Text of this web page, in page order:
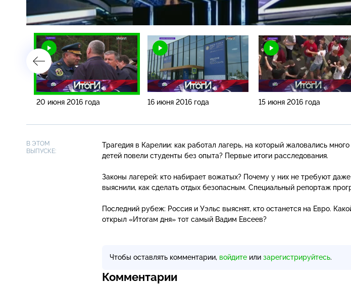
/
20 июня 2016 года 16 июня 2016 года 15 июня 2016 года
В ЭТОМ
ВЫПУСКЕ:
Трагедия в Карелии: как работал лагерь, на который жаловались
детей повели студенты без опыта? Первые итоги расследования.
Законы лагерей: кто набирает вожатых? Почему у них не требуют
выяснили, как сделать отдых безопасным. Специальный репортаж
Последний рубеж: Россия и Уэльс выяснят, кто останется на Евро.
открыл «Итогам дня» тот самый Вадим Евсеев?
Чтобы оставлять комментарии, войдите или зарегистрируйтесь.
Комментарии